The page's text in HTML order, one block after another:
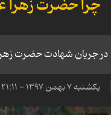
چرا حضرت زهرا
در جریان شهادت حضرت
یکشنبه ۷ بهمن ۱۳۹۷ - ۲۱:۱۱